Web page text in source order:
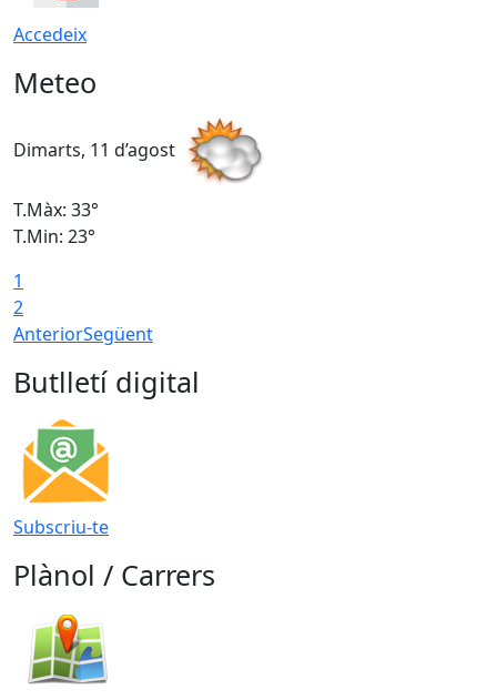
Accedeix
Meteo
Dimarts, 11 d’agost
T.Màx: 33°
T.Min: 23°
1
2
AnteriorSegüent
Butlletí digital
Subscriu-te
Plànol / Carrers